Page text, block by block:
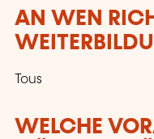
AN WEN
Tous
WELCHE